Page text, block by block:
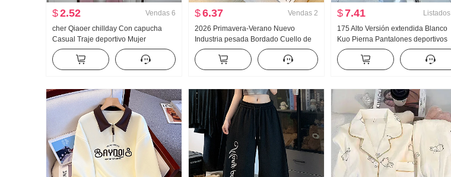
$2.52 Vendas 6
cher Qiaoer chillday Con capucha
Casual Traje deportivo Mujer
Primavera Hombros descubiertos
Abrigo pantalones acampanados
Conjunto de tres piezas
$6.37 Vendas 2
2026 Primavera-Verano Nuevo
Industria pesada Bordado Cuello de
muñeca Camisa para mujer Estilo
francés Retro Protección solar
Cárdigan
$7.41 Listados
175 Alto Versión extendida Blanco
Kuo Pierna Pantalones deportivos
Mujer Primavera y otoño Nuevo
Versátil Rayas Casual Arrastrando
Pantalones